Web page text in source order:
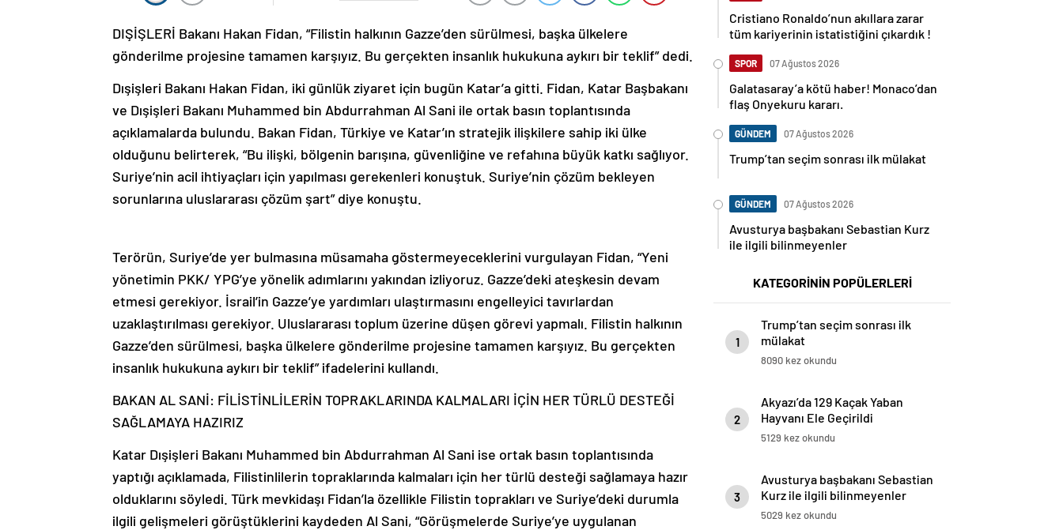
DIŞİŞLERİ Bakanı Hakan Fidan, “Filistin halkının Gazze’den sürülmesi, başka ülkelere
gönderilme projesine tamamen karşıyız. Bu gerçekten insanlık hukukuna aykırı bir teklif” dedi.
Dışişleri Bakanı Hakan Fidan, iki günlük ziyaret için bugün Katar’a gitti. Fidan, Katar Başbakanı
ve Dışişleri Bakanı Muhammed bin Abdurrahman Al Sani ile ortak basın toplantısında
açıklamalarda bulundu. Bakan Fidan, Türkiye ve Katar’ın stratejik ilişkilere sahip iki ülke
olduğunu belirterek, “Bu ilişki, bölgenin barışına, güvenliğine ve refahına büyük katkı sağlıyor.
Suriye’nin acil ihtiyaçları için yapılması gerekenleri konuştuk. Suriye’nin çözüm bekleyen
sorunlarına uluslararası çözüm şart” diye konuştu.
Terörün, Suriye’de yer bulmasına müsamaha göstermeyeceklerini vurgulayan Fidan, “Yeni
yönetimin PKK/ YPG’ye yönelik adımlarını yakından izliyoruz. Gazze’deki ateşkesin devam
etmesi gerekiyor. İsrail’in Gazze’ye yardımları ulaştırmasını engelleyici tavırlardan
uzaklaştırılması gerekiyor. Uluslararası toplum üzerine düşen görevi yapmalı. Filistin halkının
Gazze’den sürülmesi, başka ülkelere gönderilme projesine tamamen karşıyız. Bu gerçekten
insanlık hukukuna aykırı bir teklif” ifadelerini kullandı.
BAKAN AL SANİ: FİLİSTİNLİLERİN TOPRAKLARINDA KALMALARI İÇİN HER TÜRLÜ DESTEĞİ
SAĞLAMAYA HAZIRIZ
Katar Dışişleri Bakanı Muhammed bin Abdurrahman Al Sani ise ortak basın toplantısında
yaptığı açıklamada, Filistinlilerin topraklarında kalmaları için her türlü desteği sağlamaya hazır
olduklarını söyledi. Türk mevkidaşı Fidan’la özellikle Filistin toprakları ve Suriye’deki durumla
ilgili gelişmeleri görüştüklerini kaydeden Al Sani, “Görüşmelerde Suriye’ye uygulanan
Cristiano Ronaldo’nun akıllara zarar
tüm kariyerinin istatistiğini çıkardık !
SPOR 07 Ağustos 2026
Galatasaray’a kötü haber! Monaco’dan
flaş Onyekuru kararı.
GÜNDEM 07 Ağustos 2026
Trump’tan seçim sonrası ilk mülakat
GÜNDEM 07 Ağustos 2026
Avusturya başbakanı Sebastian Kurz
ile ilgili bilinmeyenler
KATEGORİNİN POPÜLERLERİ
1
Trump’tan seçim sonrası ilk
mülakat
8090 kez okundu
2
Akyazı’da 129 Kaçak Yaban
Hayvanı Ele Geçirildi
5129 kez okundu
3
Avusturya başbakanı Sebastian
Kurz ile ilgili bilinmeyenler
5029 kez okundu